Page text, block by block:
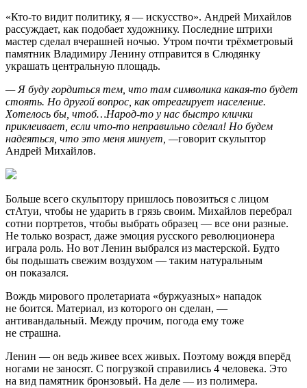
«Кто-то видит политику, я — искусство». Андрей Михайлов
рассуждает, как подобает художнику. Последние штрихи
мастер сделал вчерашней ночью. Утром почти трёхметровый
памятник Владимиру Ленину отправится в Слюдянку
украшать центральную площадь.
— Я буду гордиться тем, что там символика какая-то будет
стоять. Но другой вопрос, как отреагирует население.
Хотелось бы, чтоб…Народ-то у нас быстро клички
приклеивает, если что-то неправильно сделал! Но будем
надеяться, что это меня минует, —говорит скульптор
Андрей Михайлов.
Больше всего скульптору пришлось повозиться с лицом
стАтуи, чтобы не ударить в грязь своим. Михайлов перебрал
сотни портретов, чтобы выбрать образец — все они разные.
Не только возраст, даже эмоция русского революционера
играла роль. Но вот Ленин выбрался из мастерской. Будто
бы подышать свежим воздухом — таким натуральным
он показался.
Вождь мирового пролетариата «буржуазных» нападок
не боится. Материал, из которого он сделан, —
антивандальный. Между прочим, погода ему тоже
не страшна.
Ленин — он ведь живее всех живых. Поэтому вождя вперёд
ногами не заносят. С погрузкой справились 4 человека. Это
на вид памятник бронзовый. На деле — из полимера.